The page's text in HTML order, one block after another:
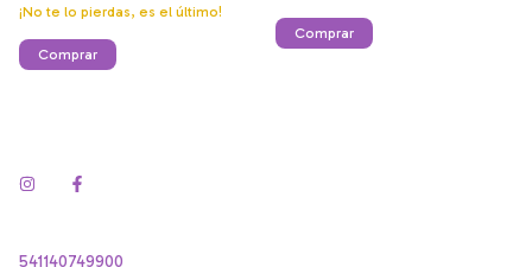
¡No te lo pierdas, es el último!
541140749900